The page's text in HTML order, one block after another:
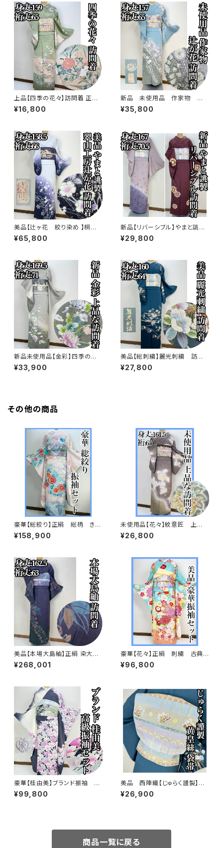
上品【四季の花々】訪問着 正絹
袷 s779
¥16,800
新品 未使用品 作家物 絞り
染め【辻ヶ花 】訪問着 正絹 袷 s
778
¥35,800
美品【辻ヶ花 絞り染め 】桐谷
翠山工房 訪問着 正絹 袷 s77
3
¥65,800
新品【リバーシブル】やまと誂
製 正絹 袷 訪問着s771
¥29,800
新品未使用品【金彩】四季の
花々 訪問着 正絹 袷 ガード加
工済s763
¥33,900
美品【総刺繍】麗光刺繍 訪問
着 正絹 袷 s761
¥27,800
その他の商品
豪華【総絞り】正絹 総柄 きぬ
たや調 振袖セット s676
¥158,900
未使用品【花々】紋意匠 上
品 訪問着 正絹 袷s666
¥26,800
美品【本場大島紬】正絹 染大島
紬 訪問着s776
¥268,001
豪華【花々】正絹 刺繍 古典
柄 振袖セット s703
¥96,800
豪華【桂由美】ブランド振袖 正
絹 華麗 振袖セット s746
¥99,800
美品 西陣織【じゅらく謹製】黄
皇絲 落款 正絹 袋帯s762
¥26,900
商品一覧に戻る